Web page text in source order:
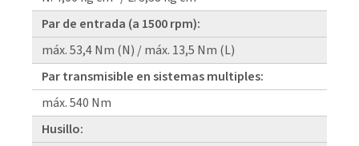
Par de entrada (a 1500 rpm):
máx. 53,4 Nm (N) / máx. 13,5 Nm (L)
Par transmisible en sistemas multiples:
máx. 540 Nm
Husillo: